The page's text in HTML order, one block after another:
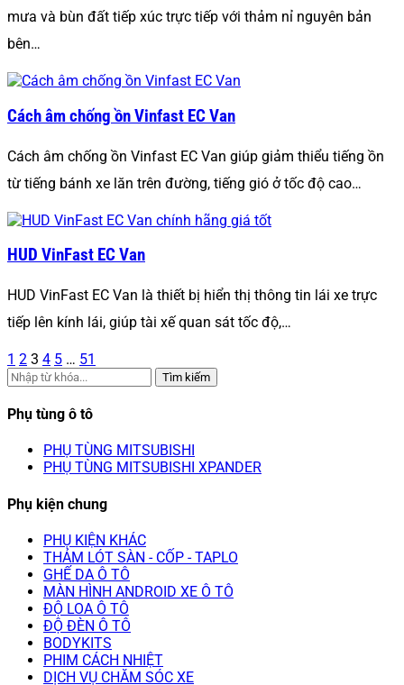
mưa và bùn đất tiếp xúc trực tiếp với thảm nỉ nguyên bản
bên…
Cách âm chống ồn Vinfast EC Van
Cách âm chống ồn Vinfast EC Van giúp giảm thiểu tiếng ồn
từ tiếng bánh xe lăn trên đường, tiếng gió ở tốc độ cao…
HUD VinFast EC Van
HUD VinFast EC Van là thiết bị hiển thị thông tin lái xe trực
tiếp lên kính lái, giúp tài xế quan sát tốc độ,…
1 2 3 4 5 … 51
Tìm kiếm
Phụ tùng ô tô
PHỤ TÙNG MITSUBISHI
PHỤ TÙNG MITSUBISHI XPANDER
Phụ kiện chung
PHỤ KIỆN KHÁC
THẢM LÓT SÀN - CỐP - TAPLO
GHẾ DA Ô TÔ
MÀN HÌNH ANDROID XE Ô TÔ
ĐỘ LOA Ô TÔ
ĐỘ ĐÈN Ô TÔ
BODYKITS
PHIM CÁCH NHIỆT
DỊCH VỤ CHĂM SÓC XE